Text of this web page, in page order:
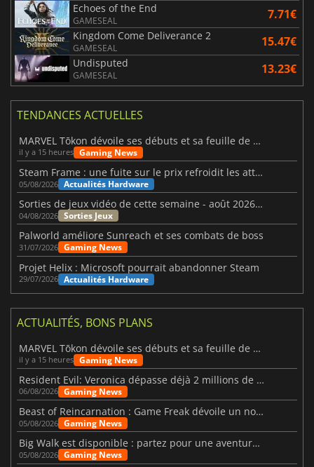
Echoes of the End
GAMESEAL 7.71€
Kingdom Come Deliverance 2
GAMESEAL 15.47€
Undisputed
GAMESEAL 13.23€
TENDANCES ACTUELLES
MARVEL Tōkon dévoile ses débuts et sa feuille de route
il y a 15 heures Gaming News
Steam Frame : une fuite sur le prix refroidit les attentes VR
05/08/2026 Actualités Hardware
Sorties de jeux vidéo de cette semaine - août 2026 (semaine 32)
04/08/2026 Sorties Jeux
Palworld améliore Sunreach et ses combats de boss
31/07/2026 Gaming News
Projet Helix : Microsoft pourrait abandonner Steam
29/07/2026 Actualités Hardware
ACTUALITÉS, BONS PLANS
MARVEL Tōkon dévoile ses débuts et sa feuille de route
il y a 15 heures Gaming News
Resident Evil: Veronica dépasse déjà 2 millions de wishlists
06/08/2026 Gaming News
Beast of Reincarnation : Game Freak dévoile un nouveau pari
05/08/2026 Gaming News
Big Walk est disponible : partez pour une aventure entre amis
05/08/2026 Gaming News